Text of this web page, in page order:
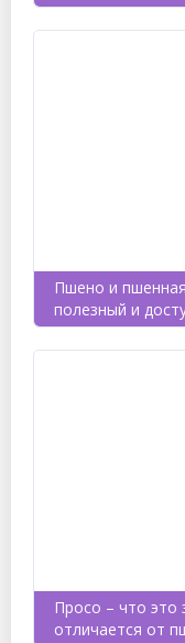
Пшено и
полезный и
Просо – что это
отличается от